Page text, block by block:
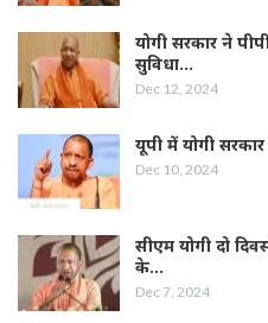
योगी सरकार ने
सुविधा…
Dec 12, 2024
यूपी में योगी
Dec 10, 2024
सीएम योगी दो
के…
Dec 7, 2024